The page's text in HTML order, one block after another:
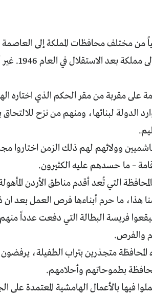
من مختلف محافظات المملكة إلى
شرقي الأردن في
على مقربة من مقر الحكم الذي اختاره
الدولة لبنائها، ومنهم من نزح
وولائهم لهم ذلك الزمن اختاروا
– ما حسدهم عليه الكثيرون.
التي تُعد أقدم مناطق الأردن
هذا، ما حرم أبناءها فرص العمل بعد ان
فريسة البطالة التي دفعت عدداً
والفرص.
المحافظة متجذرين بتراب الطفيلة،
بطموحاتهم وأحلامهم.
فيها بالأعمال الهامشية المعتمدة